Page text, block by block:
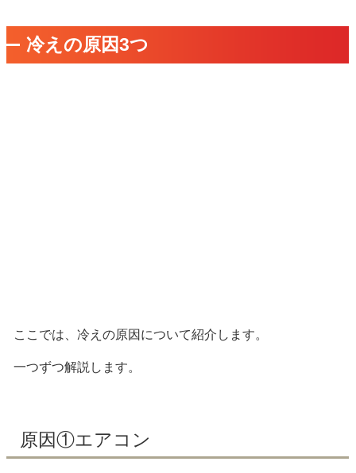
冷えの原因3つ
ここでは、冷えの原因について紹介します。
一つずつ解説します。
原因①エアコン